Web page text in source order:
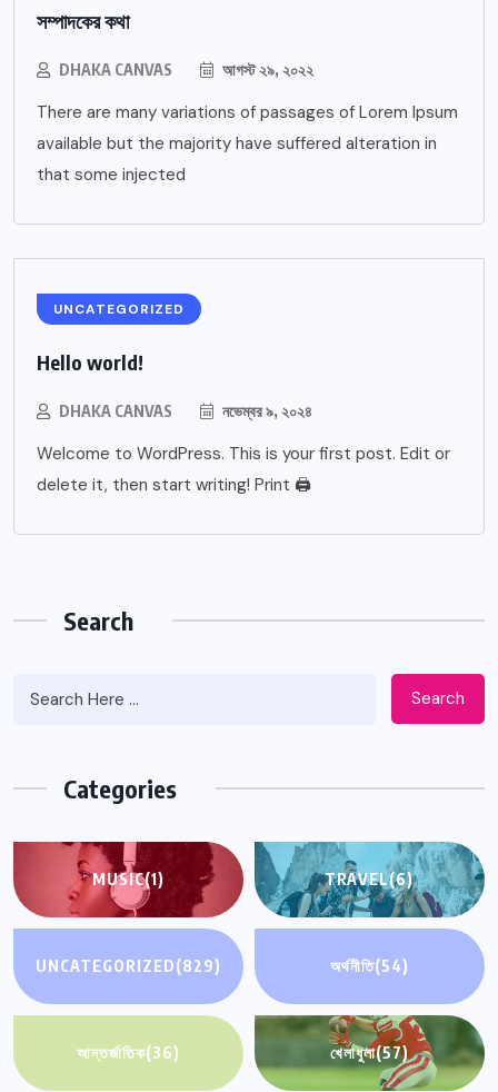
সম্পাদকের কথা
DHAKA CANVAS আগস্ট ২৯, ২০২২
There are many variations of passages of Lorem Ipsum
available but the majority have suffered alteration in
that some injected
UNCATEGORIZED
Hello world!
DHAKA CANVAS নভেম্বর ৯, ২০২৪
Welcome to WordPress. This is your first post. Edit or
delete it, then start writing! Print 🖨
Search
Search
Categories
MUSIC(1) TRAVEL(6)
UNCATEGORIZED(829) অর্থনীতি(54)
আন্তর্জাতিক(36) খেলাধুলা(57)